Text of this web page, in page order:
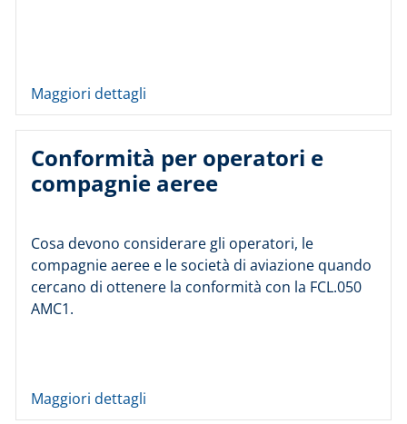
Maggiori dettagli
Conformità per operatori e
compagnie aeree
Cosa devono considerare gli operatori, le
compagnie aeree e le società di aviazione quando
cercano di ottenere la conformità con la FCL.050
AMC1.
Maggiori dettagli